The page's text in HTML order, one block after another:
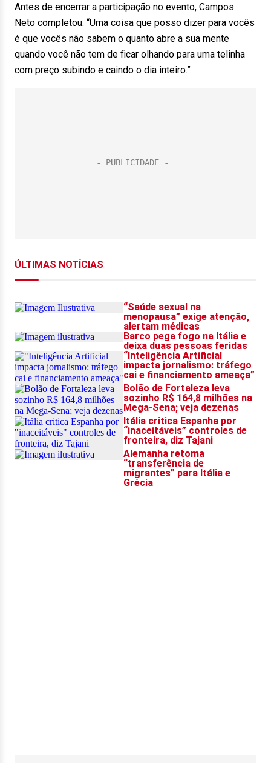
Antes de encerrar a participação no evento, Campos
Neto completou: “Uma coisa que posso dizer para vocês
é que vocês não sabem o quanto abre a sua mente
quando você não tem de ficar olhando para uma telinha
com preço subindo e caindo o dia inteiro.”